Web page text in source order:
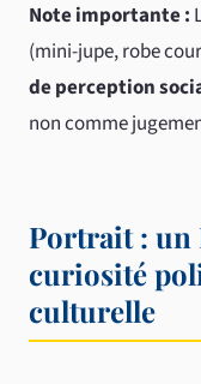
Note importante :
(mini-jupe, robe
de perception
non comme
Portrait : un
curiosité
culturelle